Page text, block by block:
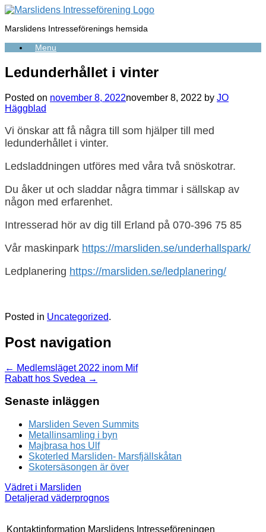
Skip
content
Marslidens Intresseförenings hemsida
Menu
Ledunderhållet i vinter
Posted on november 8, 2022november 8, 2022 by JO
Häggblad
Vi önskar att få några till som hjälper till med
ledunderhållet i vinter.
Ledsladdningen utföres med våra två snöskotrar.
Du åker ut och sladdar några timmar i sällskap av
någon med erfarenhet.
Intresserad hör av dig till Erland på 070-396 75 85
Vår maskinpark https://marsliden.se/underhallspark/
Ledplanering https://marsliden.se/ledplanering/
Posted in Uncategorized.
Post navigation
← Medlemsläget 2022 inom Mif
Rabatt hos Svedea →
Senaste inläggen
Marsliden Seven Summits
Metallinsamling i byn
Majbrasa hos Ulf
Skoterled Marsliden- Marsfjällskåtan
Skotersäsongen är över
Vädret i Marsliden
Detaljerad väderprognos
Kontaktinformation Marslidens Intresseföreningen